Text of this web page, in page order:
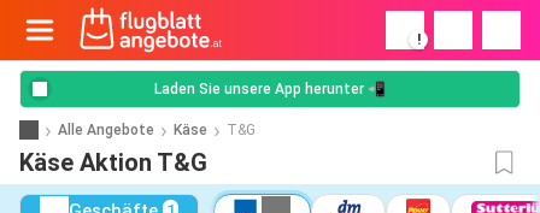
!
Laden Sie unsere App herunter 📲
Alle Angebote Käse T&G
Käse Aktion T&G